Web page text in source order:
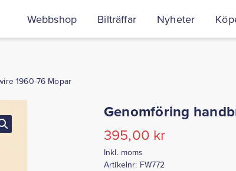
Webbshop Bilträffar Nyheter
1960-76 Mopar
Genomföring
395,00 kr
Inkl. moms
Artikelnr: FW772